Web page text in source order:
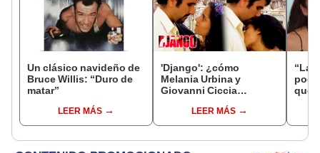
Un clásico navideño de
Bruce Willis: “Duro de
matar”
LEER MÁS
'Django': ¿cómo
Melania Urbina y
Giovanni Ciccia
azotea?LEER MÁS
“La
qué